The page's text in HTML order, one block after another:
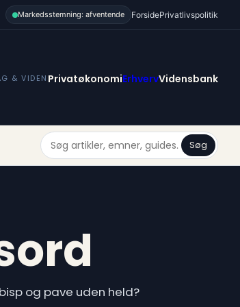
Markedsstemning: afventende ForsidePrivatlivspolitik
& VIDEN PrivatøkonomiErhvervVidensbank
Søg
og pave uden held?